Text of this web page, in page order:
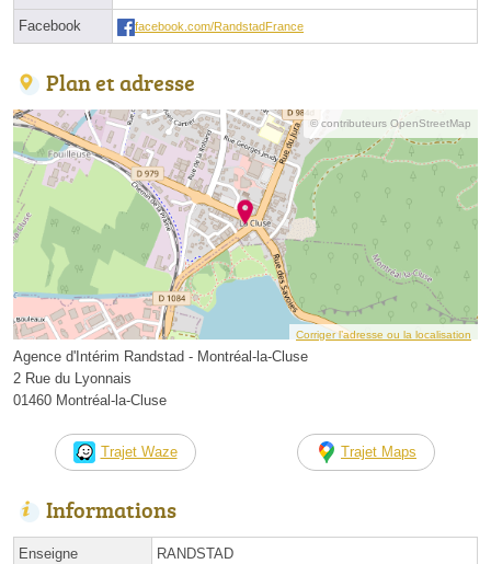
Facebook facebook.com/RandstadFrance
Plan et adresse
© contributeurs OpenStreetMap
Corriger l’adresse ou la localisation
Agence d'Intérim Randstad - Montréal-la-Cluse
2 Rue du Lyonnais
01460 Montréal-la-Cluse
Trajet Waze Trajet Maps
Informations
Enseigne RANDSTAD